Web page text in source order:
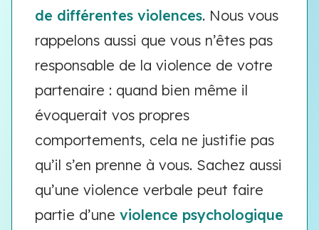
de différentes violences. Nous vous
rappelons aussi que vous n’êtes pas
responsable de la violence de votre
partenaire : quand bien même il
évoquerait vos propres
comportements, cela ne justifie pas
qu’il s’en prenne à vous. Sachez aussi
qu’une violence verbale peut faire
partie d’une violence psychologique